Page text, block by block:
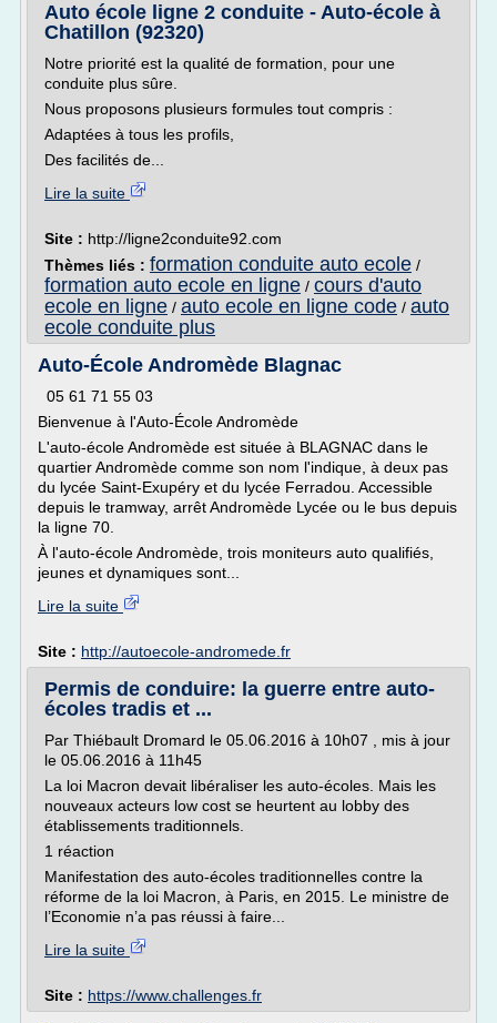
Auto école ligne 2 conduite - Auto-école à
Chatillon (92320)
Notre priorité est la qualité de formation, pour une
conduite plus sûre.
Nous proposons plusieurs formules tout compris :
Adaptées à tous les profils,
Des facilités de...
Lire la suite
Site : http://ligne2conduite92.com
Thèmes liés : formation conduite auto ecole /
formation auto ecole en ligne / cours d'auto
ecole en ligne / auto ecole en ligne code / auto
ecole conduite plus
Auto-École Andromède Blagnac
05 61 71 55 03
Bienvenue à l'Auto-École Andromède
L'auto-école Andromède est située à BLAGNAC dans le
quartier Andromède comme son nom l'indique, à deux pas
du lycée Saint-Exupéry et du lycée Ferradou. Accessible
depuis le tramway, arrêt Andromède Lycée ou le bus depuis
la ligne 70.
À l'auto-école Andromède, trois moniteurs auto qualifiés,
jeunes et dynamiques sont...
Lire la suite
Site : http://autoecole-andromede.fr
Permis de conduire: la guerre entre auto-
écoles tradis et ...
Par Thiébault Dromard le 05.06.2016 à 10h07 , mis à jour
le 05.06.2016 à 11h45
La loi Macron devait libéraliser les auto-écoles. Mais les
nouveaux acteurs low cost se heurtent au lobby des
établissements traditionnels.
1 réaction
Manifestation des auto-écoles traditionnelles contre la
réforme de la loi Macron, à Paris, en 2015. Le ministre de
l’Economie n’a pas réussi à faire...
Lire la suite
Site : https://www.challenges.fr